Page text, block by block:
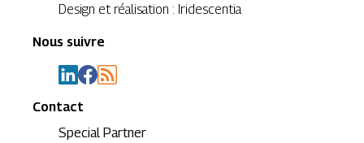
Design et réalisation : Iridescentia
Nous suivre
Contact
Special Partner